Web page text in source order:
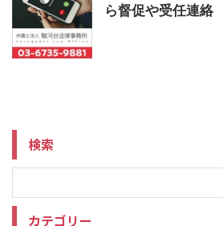
ら督促や受任連絡
検索
カテゴリー